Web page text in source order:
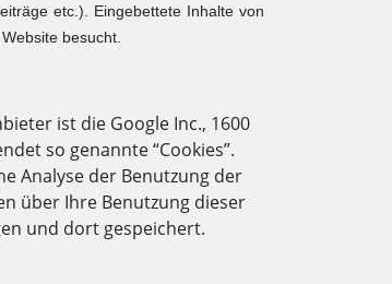
etc.). Eingebettete Inhalte von
besucht.
ist die Google Inc., 1600
so genannte “Cookies”.
Analyse der Benutzung der
über Ihre Benutzung dieser
und dort gespeichert.